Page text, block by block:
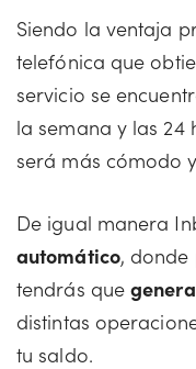
Siendo la ventaja
telefónica que
servicio se
la semana y las 24
será más cómodo
De igual manera
automático, donde
tendrás que
distintas
tu saldo.